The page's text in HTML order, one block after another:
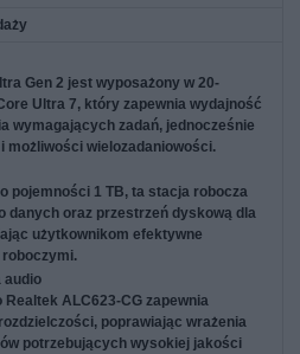
Gen 2 jest wyposażony w 20-
Ultra 7, który zapewnia wydajność
wymagających zadań, jednocześnie
możliwości wielozadaniowości.
pojemności 1 TB, ta stacja robocza
danych oraz przestrzeń dyskową dla
użytkownikom efektywne
roboczymi.
audio
ALC623-CG zapewnia
poprawiając wrażenia
potrzebujących wysokiej jakości